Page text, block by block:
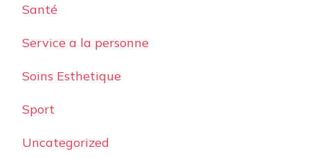
Santé
Service a la personne
Soins Esthetique
Sport
Uncategorized